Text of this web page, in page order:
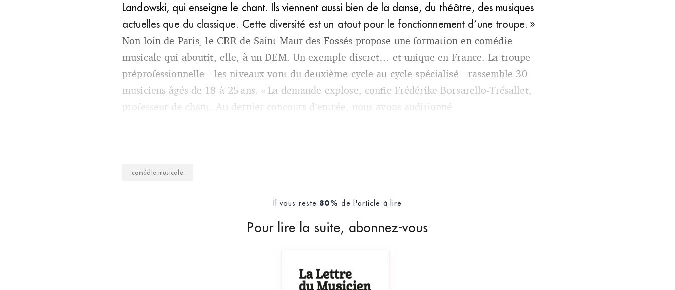
Landowski, qui enseigne le chant. Ils viennent aussi bien de la danse, du théâtre, des musiques
actuelles que du classique. Cette diversité est un atout pour le fonctionnement d’une troupe. »
Non loin de Paris, le CRR de Saint-Maur-des-Fossés propose une formation en comédie
musicale qui aboutit, elle, à un DEM. Un exemple discret… et unique en France. La troupe
préprofessionnelle – les niveaux vont du deuxième cycle au cycle spécialisé – rassemble 30
musiciens âgés de 18 à 25 ans. « La demande explose, confie Frédérike Borsarello-Trésallet,
professeur de chant. Au dernier concours d’entrée, nous avons auditionné
comédie musicale
Il vous reste 80% de l'article à lire
Pour lire la suite, abonnez-vous